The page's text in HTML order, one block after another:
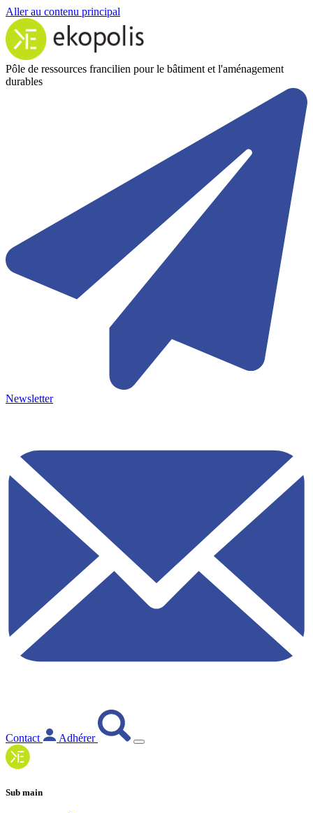
Aller au contenu principal
Pôle de ressources francilien pour le bâtiment et l'aménagement
durables
Newsletter
Contact Adhérer
Sub main